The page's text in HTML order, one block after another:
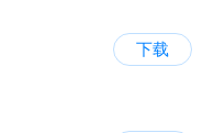
下载